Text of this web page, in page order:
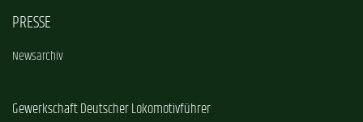
PRESSE
Newsarchiv
Gewerkschaft Deutscher Lokomotivführer